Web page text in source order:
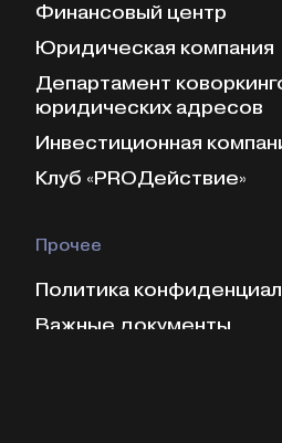
Финансовый центр
Юридическая компания
Департамент
юридических адресов
Инвестиционная
Клуб «PROДействие»
Прочее
Политика
Важные документы